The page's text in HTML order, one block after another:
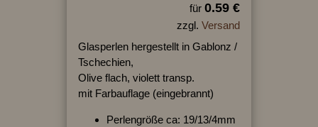
für 0.59 €
zzgl. Versand
Glasperlen hergestellt in Gablonz /
Tschechien,
Olive flach, violett transp.
mit Farbauflage (eingebrannt)
Perlengröße ca: 19/13/4mm